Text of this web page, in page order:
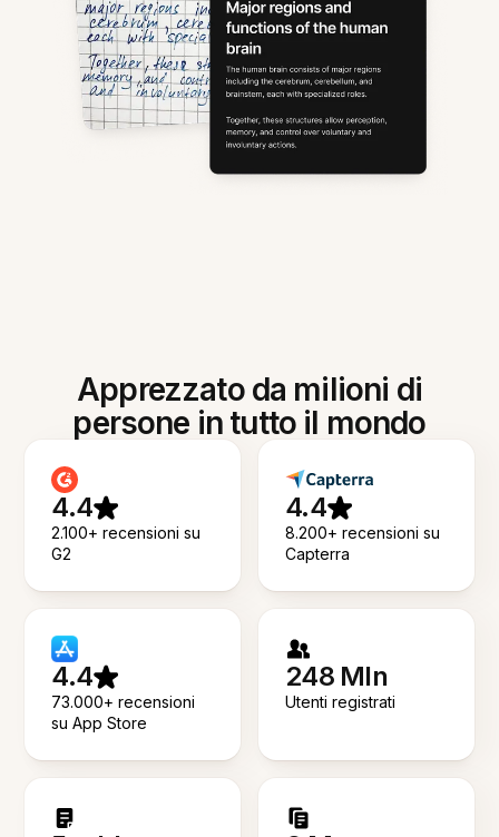
Apprezzato da milioni di
persone in tutto il mondo
4.4
2.100+ recensioni su
G2
4.4
8.200+ recensioni su
Capterra
4.4
73.000+ recensioni
su App Store
248 Mln
Utenti registrati